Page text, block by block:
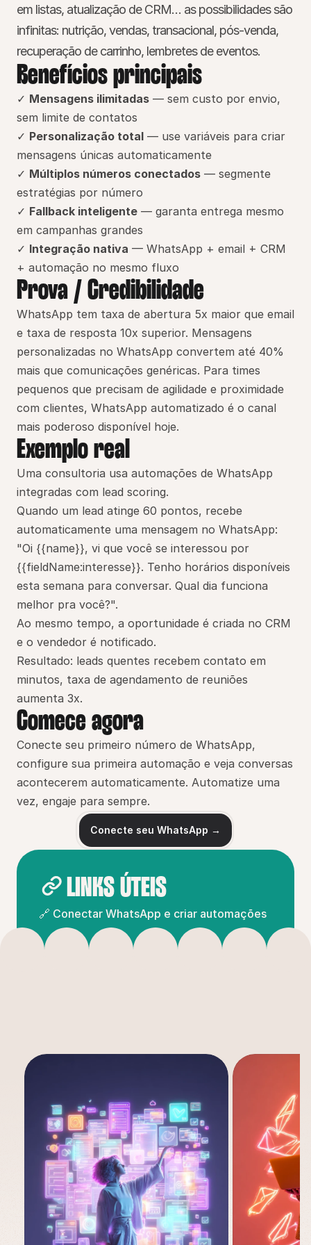
em listas, atualização de CRM… as possibilidades são
infinitas: nutrição, vendas, transacional, pós-venda,
recuperação de carrinho, lembretes de eventos.
Benefícios principais
✓ Mensagens ilimitadas — sem custo por envio,
sem limite de contatos
✓ Personalização total — use variáveis para criar
mensagens únicas automaticamente
✓ Múltiplos números conectados — segmente
estratégias por número
✓ Fallback inteligente — garanta entrega mesmo
em campanhas grandes
✓ Integração nativa — WhatsApp + email + CRM
+ automação no mesmo fluxo
Prova / Credibilidade
WhatsApp tem taxa de abertura 5x maior que email
e taxa de resposta 10x superior. Mensagens
personalizadas no WhatsApp convertem até 40%
mais que comunicações genéricas. Para times
pequenos que precisam de agilidade e proximidade
com clientes, WhatsApp automatizado é o canal
mais poderoso disponível hoje.
Exemplo real
Uma consultoria usa automações de WhatsApp
integradas com lead scoring.
Quando um lead atinge 60 pontos, recebe
automaticamente uma mensagem no WhatsApp:
"Oi {{name}}, vi que você se interessou por
{{fieldName:interesse}}. Tenho horários disponíveis
esta semana para conversar. Qual dia funciona
melhor pra você?".
Ao mesmo tempo, a oportunidade é criada no CRM
e o vendedor é notificado.
Resultado: leads quentes recebem contato em
minutos, taxa de agendamento de reuniões
aumenta 3x.
Comece agora
Conecte seu primeiro número de WhatsApp,
configure sua primeira automação e veja conversas
acontecerem automaticamente. Automatize uma
vez, engaje para sempre.
Conecte seu WhatsApp →
LINKS ÚTEIS
🔗 Conectar WhatsApp e criar automações